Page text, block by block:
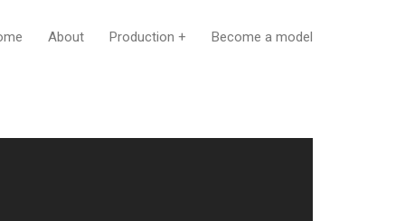
About Production + Become a model